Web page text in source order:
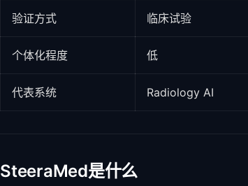
验证方式 临床试验
个体化程度 低
代表系统 Radiology AI
SteeraMed是什么